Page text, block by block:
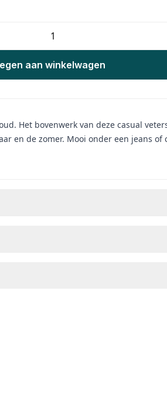
aan winkelwagen
Het bovenwerk van deze casual
en de zomer. Mooi onder een jeans of